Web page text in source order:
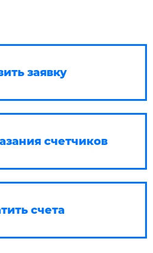
заявку
счетчиков
счета